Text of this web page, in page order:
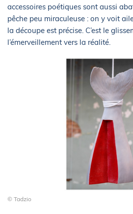
accessoires poétiques sont aussi
pêche peu miraculeuse : on y voit
la découpe est précise. C’est le
l’émerveillement vers la réalité.
© Tadzio